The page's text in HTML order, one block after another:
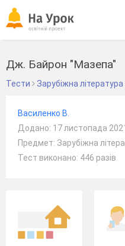
Дж. Байрон "Мазепа"
Тести Зарубіжна література
Василенко В.
Додано: 17 листопада 2021
Предмет: Зарубіжна
Тест виконано: 446 разів